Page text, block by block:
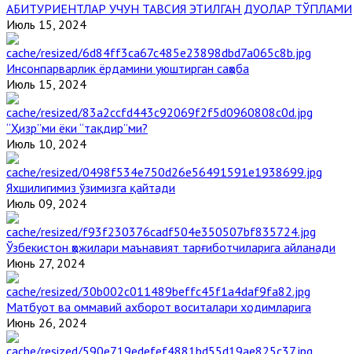
АБИТУРИЕНТЛАР УЧУН ТАВСИЯ ЭТИЛГАН ДУОЛАР ТЎПЛАМИ
Июль 15, 2024
Инсонпарварлик ёрдамини уюштирган саҳоба
Июль 15, 2024
“Ҳизр”ми ёки “тақдир”ми?
Июль 10, 2024
Яхшилигимиз ўзимизга қайтади
Июль 09, 2024
Ўзбекистон ҳожилари маънавият тарғиботчиларига айланади
Июнь 27, 2024
Матбуот ва оммавий ахборот воситалари ходимларига
Июнь 26, 2024